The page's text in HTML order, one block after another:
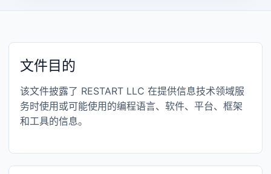
文件目的
该文件披露了 RESTART LLC 在提供信息技术领域服
务时使用或可能使用的编程语言、软件、平台、框架
和工具的信息。